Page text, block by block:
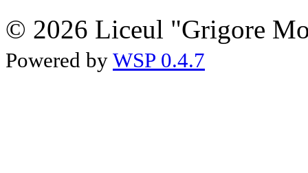
© 2026 Liceul "Grigore
Powered by WSP 0.4.7